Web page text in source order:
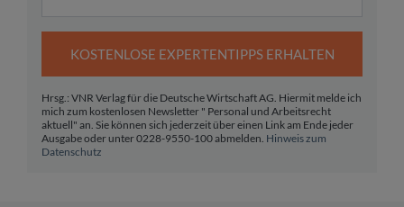
KOSTENLOSE EXPERTENTIPPS ERHALTEN
Hrsg.: VNR Verlag für die Deutsche Wirtschaft AG. Hiermit melde ich
mich zum kostenlosen Newsletter " Personal und Arbeitsrecht
aktuell" an. Sie können sich jederzeit über einen Link am Ende jeder
Ausgabe oder unter 0228-9550-100 abmelden. Hinweis zum
Datenschutz